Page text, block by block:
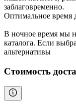
заблаговременно.
Оптимальное время
В ночное время мы
каталога. Если
альтернативы
Стоимость